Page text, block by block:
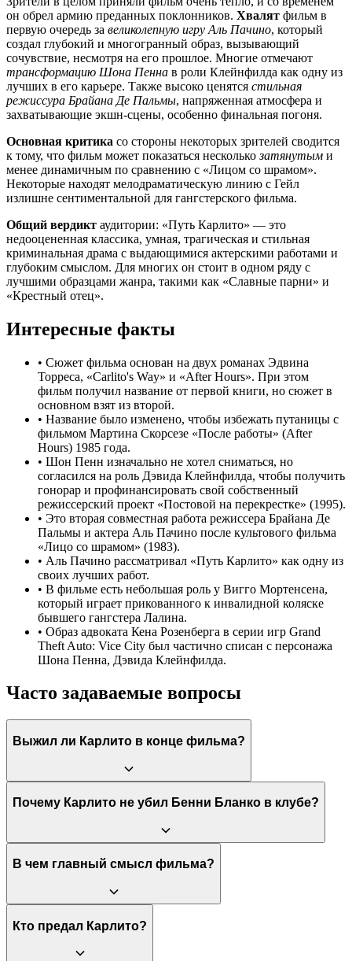
он обрел армию преданных поклонников. Хвалят фильм в
первую очередь за великолепную игру Аль Пачино, который
создал глубокий и многогранный образ, вызывающий
сочувствие, несмотря на его прошлое. Многие отмечают
трансформацию Шона Пенна в роли Клейнфилда как одну из
лучших в его карьере. Также высоко ценятся стильная
режиссура Брайана Де Пальмы, напряженная атмосфера и
захватывающие экшн-сцены, особенно финальная погоня.
Основная критика со стороны некоторых зрителей сводится
к тому, что фильм может показаться несколькозатянутым и
менее динамичным по сравнению с «Лицом со шрамом».
Некоторые находят мелодраматическую линию с Гейл
излишне сентиментальной для гангстерского фильма.
Общий вердикт аудитории: «Путь Карлито» — это
недооцененная классика, умная, трагическая и стильная
криминальная драма с выдающимися актерскими работами и
глубоким смыслом. Для многих он стоит в одном ряду с
лучшими образцами жанра, такими как «Славные парни» и
«Крестный отец».
Интересные факты
• Сюжет фильма основан на двух романах Эдвина
Торреса, «Carlito's Way» и «After Hours». При этом
фильм получил название от первой книги, но сюжет в
основном взят из второй.
• Название было изменено, чтобы избежать путаницы с
фильмом Мартина Скорсезе «После работы» (After
Hours) 1985 года.
• Шон Пенн изначально не хотел сниматься, но
согласился на роль Дэвида Клейнфилда, чтобы получить
гонорар и профинансировать свой собственный
режиссерский проект «Постовой на перекрестке» (1995).
• Это вторая совместная работа режиссера Брайана Де
Пальмы и актера Аль Пачино после культового фильма
«Лицо со шрамом» (1983).
• Аль Пачино рассматривал «Путь Карлито» как одну из
своих лучших работ.
• В фильме есть небольшая роль у Вигго Мортенсена,
который играет прикованного к инвалидной коляске
бывшего гангстера Лалина.
• Образ адвоката Кена Розенберга в серии игр Grand
Theft Auto: Vice City был частично списан с персонажа
Шона Пенна, Дэвида Клейнфилда.
Часто задаваемые вопросы
Выжил ли Карлито в конце фильма?
Нет, Карлито умирает. Фильм начинается и заканчивается
предсмертные мысли. Хотя концовка поэтична, она не
оставляет сомнений в его гибели. Автор книг, на которых
основан фильм, также подтверждал, что Карлито мертв и
продолжения истории не будет.
Почему Карлито не убил Бенни Бланко в клубе?
Карлито пощадил Бенни Бланко, потому что дал себе слово
которые могли бы помешать его отъезду. Он действовал по
своему новому кодексу, пытаясь избежать проблем. По
иронии судьбы, это решение, продиктованное стремлением к
миру, и привело его к смерти.
В чем главный смысл фильма?
Основной посыл фильма заключается в том, что от своего
«Путь Карлито» — это трагедия о человеке, который
Кто предал Карлито?